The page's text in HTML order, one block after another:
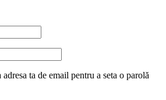
ta de email pentru a seta o parolă